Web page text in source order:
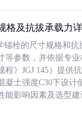
格及抗拔承载力
锚栓的尺寸规格和抗
等参数，并依据专
程》JGJ 145）提供
土强度C30下设计
能影响因素及选型